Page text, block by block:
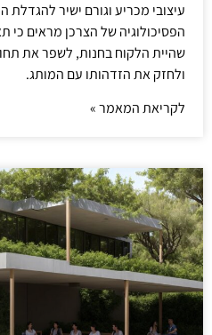
עיצובי מכריע וגורם ישיר
הפסיכולוגיה של הצרכן מראים כי
שהיית הלקוח בחנות, לשפר את
ולחזק את הזדהותו עם המותג.
לקריאת המאמר »